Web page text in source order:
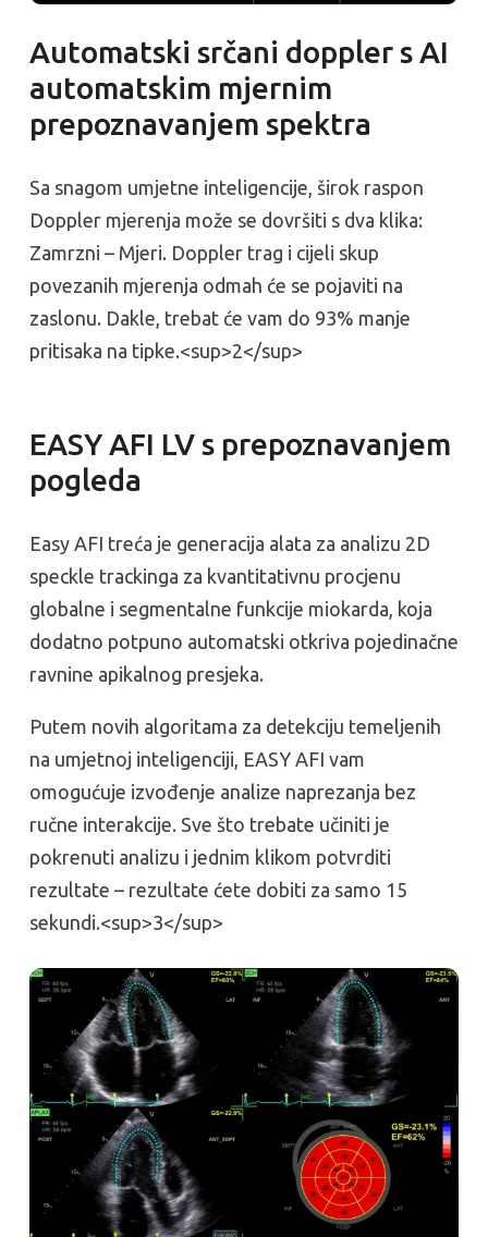
Automatski srčani doppler s AI
automatskim mjernim
prepoznavanjem spektra
Sa snagom umjetne inteligencije, širok raspon
Doppler mjerenja može se dovršiti s dva klika:
Zamrzni – Mjeri. Doppler trag i cijeli skup
povezanih mjerenja odmah će se pojaviti na
zaslonu. Dakle, trebat će vam do 93% manje
pritisaka na tipke.<sup>2</sup>
EASY AFI LV s prepoznavanjem
pogleda
Easy AFI treća je generacija alata za analizu 2D
speckle trackinga za kvantitativnu procjenu
globalne i segmentalne funkcije miokarda, koja
dodatno potpuno automatski otkriva pojedinačne
ravnine apikalnog presjeka.
Putem novih algoritama za detekciju temeljenih
na umjetnoj inteligenciji, EASY AFI vam
omogućuje izvođenje analize naprezanja bez
ručne interakcije. Sve što trebate učiniti je
pokrenuti analizu i jednim klikom potvrditi
rezultate – rezultate ćete dobiti za samo 15
sekundi.<sup>3</sup>